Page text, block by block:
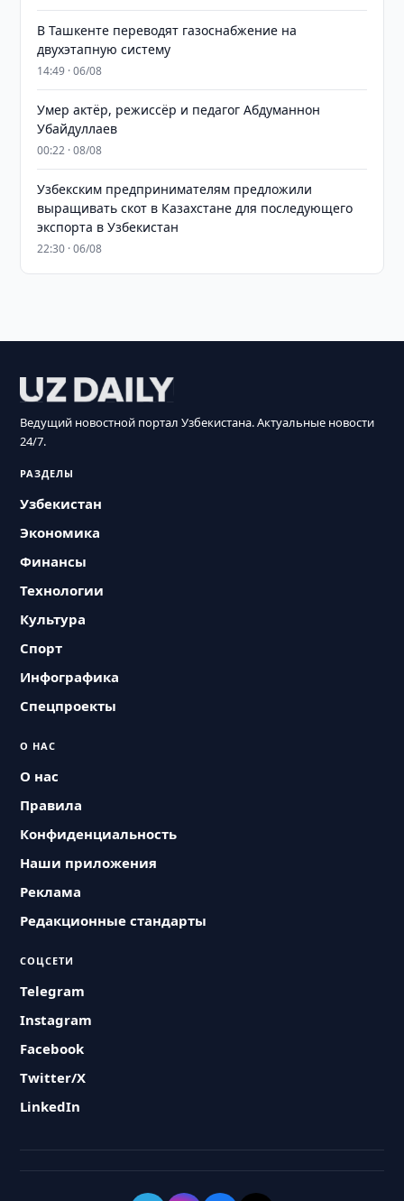
В Ташкенте переводят газоснабжение на
двухэтапную систему
14:49 · 06/08
Умер актёр, режиссёр и педагог Абдуманнон
Убайдуллаев
00:22 · 08/08
Узбекским предпринимателям предложили
выращивать скот в Казахстане для последующего
экспорта в Узбекистан
22:30 · 06/08
Ведущий новостной портал Узбекистана. Актуальные новости
24/7.
РАЗДЕЛЫ
Узбекистан
Экономика
Финансы
Технологии
Культура
Спорт
Инфографика
Спецпроекты
О НАС
О нас
Правила
Конфиденциальность
Наши приложения
Реклама
Редакционные стандарты
СОЦСЕТИ
Telegram
Instagram
Facebook
Twitter/X
LinkedIn